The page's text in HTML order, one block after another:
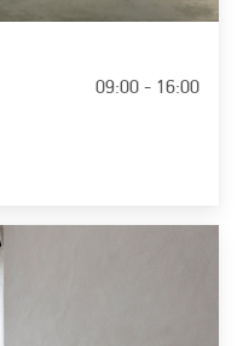
09:00 - 16:00